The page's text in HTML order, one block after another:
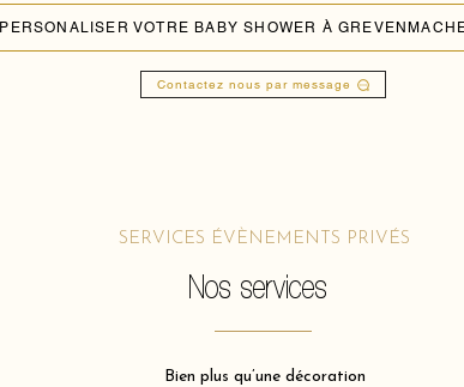
PERSONALISER VOTRE BABY SHOWER À
Contactez nous par message
SERVICES ÉVÈNEMENTS PRIVÉS
Nos services
Bien plus qu’une décoration